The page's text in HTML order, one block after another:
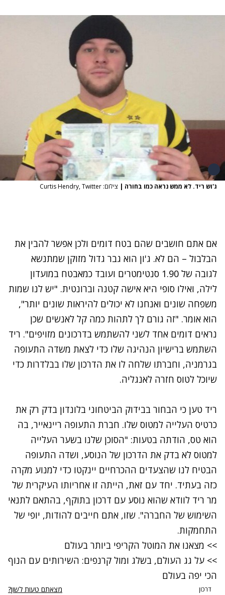
ג'וש ריד. לא ממש נראה כמו בחורה | צילום: Curtis Hendry, Twitter
אם אתם חושבים שהם בטח דומים ולכן אפשר להבין את
הבלבול – הם לא. ג'ון הוא גבר גדול מזוקן שמתנשא
לגובה של 1.90 סנטימטרים ועובד כמאבטח במועדון
לילה, ואילו סופי היא אישה קטנה וברונטית. "יש לנו שמות
משפחה שונים ואנחנו לא יכולים להיראות שונים יותר",
הוא אומר. "זה גורם לך לתהות כמה קל לאנשים שכן
נראים דומים אחד לשני להשתמש בדרכונים מזויפים". ריד
השתמש ברישיון הנהיגה שלו כדי לצאת משדה התעופה
בגרמניה, וחברתו שלחה לו את הדרכון שלו בבלדרות כדי
שיוכל לטוס חזרה לאנגליה.
ריד טען כי הבחור בבידוק הביטחוני בלונדון בדק רק את
כרטיס העלייה למטוס שלו. חברת התעופה ריינאייר, בה
הוא טס, הודתה בטעות: "הסוכן שלנו בשער העלייה
למטוס לא בדק את הדרכון של הנוסע, ושדה התעופה
הבטיח לנו שהצעדים ההכרחיים יינקטו כדי למנוע מקרה
כזה בעתיד. יחד עם זאת, הייתה זו אחריותו העיקרית של
מר ריד לוודא שהוא נוסע עם דרכון בתוקף, בהתאם לתנאי
השימוש של החברה". שזו, אתם חייבים להודות, יופי של
התחמקות.
>> מצאנו את המוטל הקריפי ביותר בעולם
>> על גג העולם, בשלג ומול קרנפים: השירותים עם הנוף
הכי יפה בעולם
דרכון מצאתם טעות לשון?